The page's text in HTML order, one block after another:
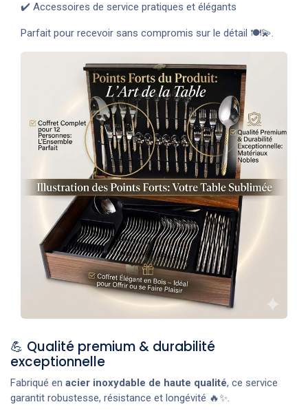
✔️ Accessoires de service pratiques et élégants
Parfait pour recevoir sans compromis sur le détail 🍽️💫.
💪 Qualité premium & durabilité
exceptionnelle
Fabriqué en acier inoxydable de haute qualité, ce service
garantit robustesse, résistance et longévité 🔥✨.